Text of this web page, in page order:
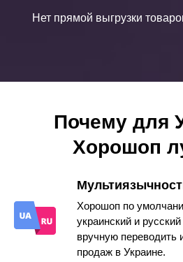
Нет прямой выгрузки
Почему для
Хорошоп
Хорошоп по
украинский и
вручную переводить
продаж в Украине.